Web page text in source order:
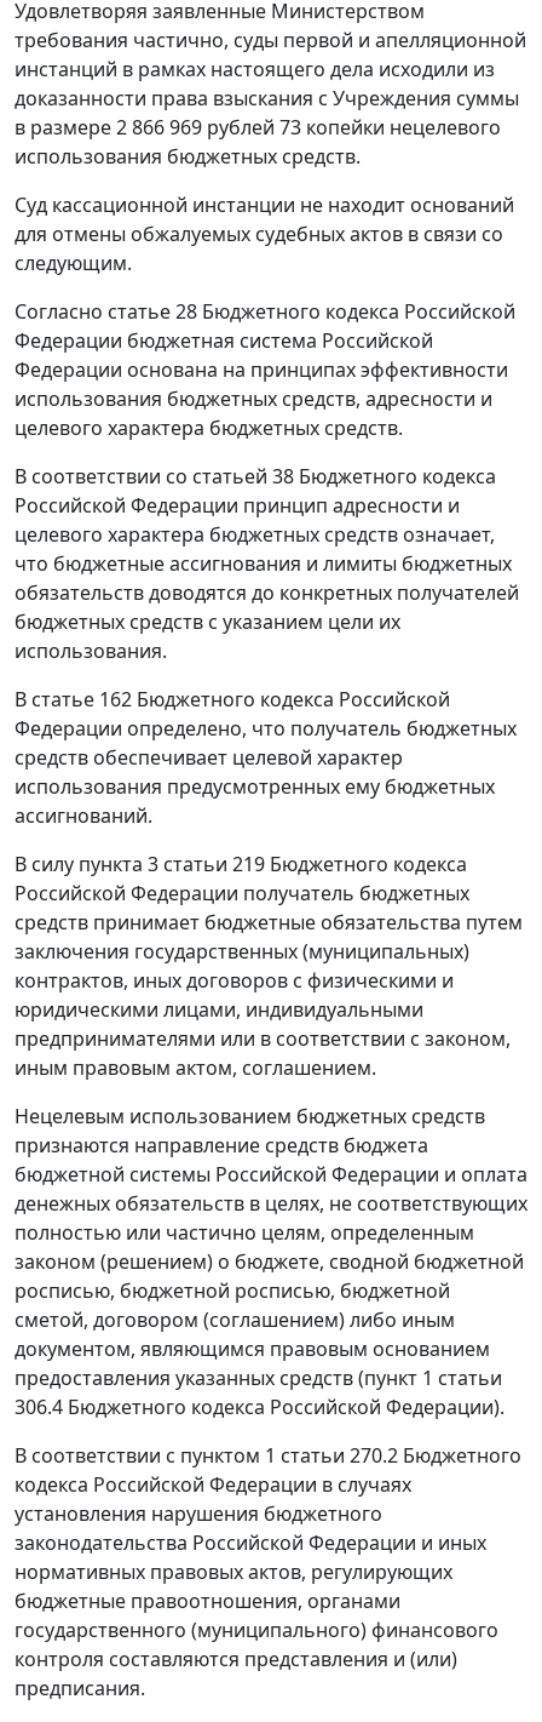
Удовлетворяя заявленные Министерством
требования частично, суды первой и апелляционной
инстанций в рамках настоящего дела исходили из
доказанности права взыскания с Учреждения суммы
в размере 2 866 969 рублей 73 копейки нецелевого
использования бюджетных средств.
Суд кассационной инстанции не находит оснований
для отмены обжалуемых судебных актов в связи со
следующим.
Согласно статье 28 Бюджетного кодекса Российской
Федерации бюджетная система Российской
Федерации основана на принципах эффективности
использования бюджетных средств, адресности и
целевого характера бюджетных средств.
В соответствии со статьей 38 Бюджетного кодекса
Российской Федерации принцип адресности и
целевого характера бюджетных средств означает,
что бюджетные ассигнования и лимиты бюджетных
обязательств доводятся до конкретных получателей
бюджетных средств с указанием цели их
использования.
В статье 162 Бюджетного кодекса Российской
Федерации определено, что получатель бюджетных
средств обеспечивает целевой характер
использования предусмотренных ему бюджетных
ассигнований.
В силу пункта 3 статьи 219 Бюджетного кодекса
Российской Федерации получатель бюджетных
средств принимает бюджетные обязательства путем
заключения государственных (муниципальных)
контрактов, иных договоров с физическими и
юридическими лицами, индивидуальными
предпринимателями или в соответствии с законом,
иным правовым актом, соглашением.
Нецелевым использованием бюджетных средств
признаются направление средств бюджета
бюджетной системы Российской Федерации и оплата
денежных обязательств в целях, не соответствующих
полностью или частично целям, определенным
законом (решением) о бюджете, сводной бюджетной
росписью, бюджетной росписью, бюджетной
сметой, договором (соглашением) либо иным
документом, являющимся правовым основанием
предоставления указанных средств (пункт 1 статьи
306.4 Бюджетного кодекса Российской Федерации).
В соответствии с пунктом 1 статьи 270.2 Бюджетного
кодекса Российской Федерации в случаях
установления нарушения бюджетного
законодательства Российской Федерации и иных
нормативных правовых актов, регулирующих
бюджетные правоотношения, органами
государственного (муниципального) финансового
контроля составляются представления и (или)
предписания.